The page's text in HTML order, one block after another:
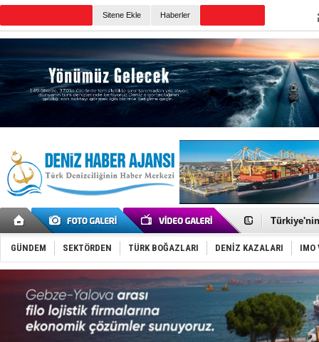
Sitene Ekle Haberler
TÜRKLİM
Dünyanın
Keşfedildi:
D-Marin,
Van’da
ASEAN ilk
TAYK -
İstanbul
GÜNDEM SEKTÖRDEN TÜRK BOĞAZLARI DENİZ KAZALARI IMO